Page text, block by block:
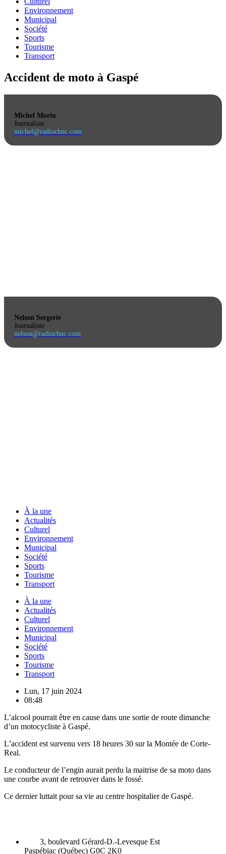
Environnement
Municipal
Société
Sports
Tourisme
Transport
Accident de moto à Gaspé
Michel Morin
Journaliste
michel@radiochnc.com
Nelson Sergerie
Journaliste
nelson@radiochnc.com
À la une
Actualités
Culturel
Environnement
Municipal
Société
Sports
Tourisme
Transport
À la une
Actualités
Culturel
Environnement
Municipal
Société
Sports
Tourisme
Transport
Lun, 17 juin 2024
08:48
L’alcool pourrait être en cause dans une sortie de route dimanche
d’un motocycliste à Gaspé.
L’accident est survenu vers 18 heures 30 sur la Montée de Corte-
Real.
Le conducteur de l’engin aurait perdu la maitrise de sa moto dans
une courbe avant de retrouver dans le fossé.
Ce dernier luttait pour sa vie au centre hospitalier de Gaspé.
3, boulevard Gérard-D.-Levesque Est
Paspébiac (Québec) G0C 2K0